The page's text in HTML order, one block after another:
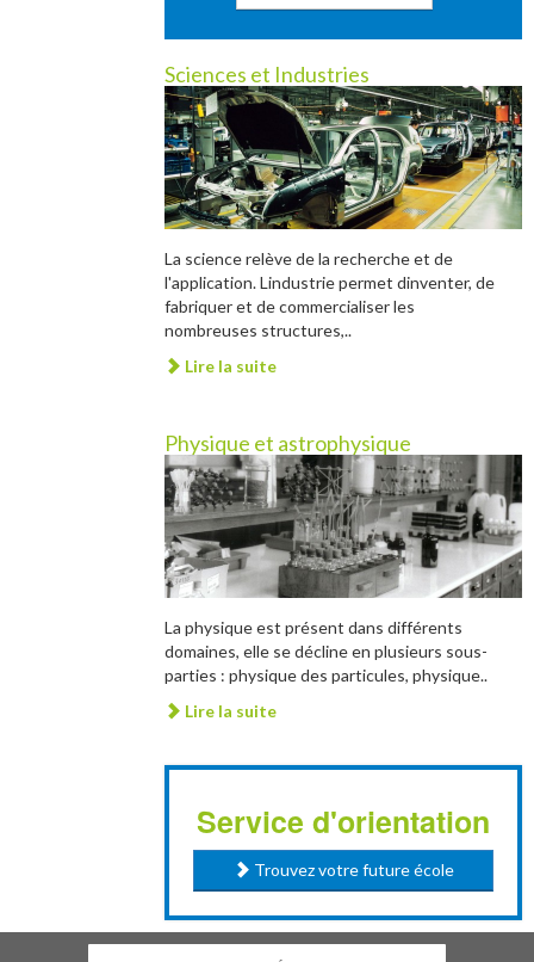
Sciences et Industries
La science relève de la recherche et de
l'application. Lindustrie permet dinventer, de
fabriquer et de commercialiser les
nombreuses structures,..
Lire la suite
Physique et astrophysique
La physique est présent dans différents
domaines, elle se décline en plusieurs sous-
parties : physique des particules, physique..
Lire la suite
Service d'orientation
Trouvez votre future école